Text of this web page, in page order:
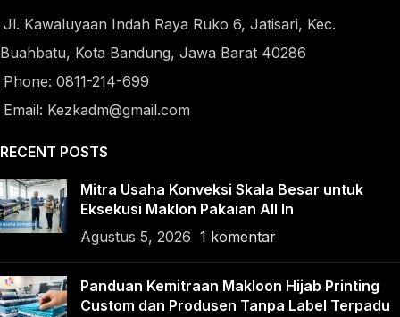
Jl. Kawaluyaan Indah Raya Ruko 6, Jatisari, Kec.
Buahbatu, Kota Bandung, Jawa Barat 40286
Phone: 0811-214-699
Email: Kezkadm@gmail.com
RECENT POSTS
Mitra Usaha Konveksi Skala Besar untuk
Eksekusi Maklon Pakaian All In
Agustus 5, 2026 1 komentar
Panduan Kemitraan Makloon Hijab Printing
Custom dan Produsen Tanpa Label Terpadu